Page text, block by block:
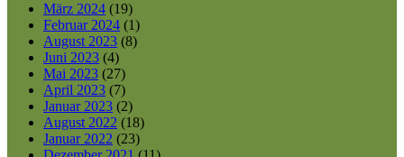
März 2024 (19)
Februar 2024 (1)
August 2023 (8)
Juni 2023 (4)
Mai 2023 (27)
April 2023 (7)
Januar 2023 (2)
August 2022 (18)
Januar 2022 (23)